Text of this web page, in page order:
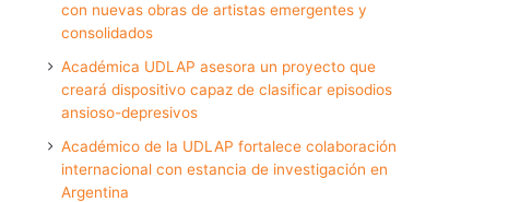
con nuevas obras de artistas emergentes y
consolidados
Académica UDLAP asesora un proyecto que
creará dispositivo capaz de clasificar episodios
ansioso-depresivos
Académico de la UDLAP fortalece colaboración
internacional con estancia de investigación en
Argentina